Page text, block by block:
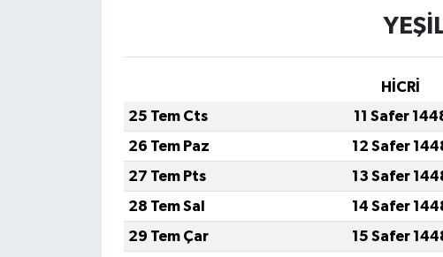
HİCRİ
25 Tem Cts
11 Safer
26 Tem Paz
12 Safer
27 Tem Pts
13 Safer
28 Tem Sal
14 Safer
29 Tem Çar
15 Safer